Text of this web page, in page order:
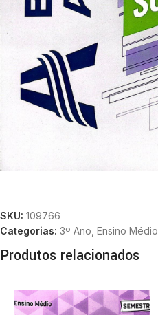
SKU: 109766
Categorias: 3º Ano Ensino Médio
Produtos relacionados